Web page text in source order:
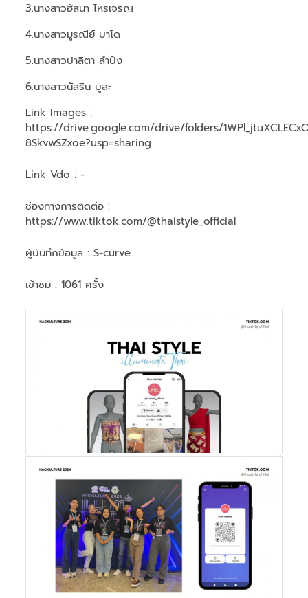
3.นางสาวฮัสนา ไหรเจริญ
4.นางสาวมูรณีย์ บาโด
5.นางสาวปาลิตา ลำปัง
6.นางสาวนัสริน บูละ
Link Images :
https://drive.google.com/drive/folders/
8SkvwSZxoe?usp=sharing
Link Vdo : -
ช่องทางการติดต่อ :
https://www.tiktok.com/@thaistyle_official
ผู้บันทึกข้อมูล : S-curve
เข้าชม : 1061 ครั้ง